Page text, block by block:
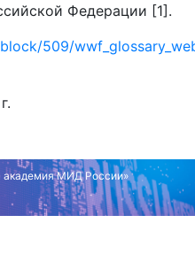
Федерации [1].
509/
академия МИД России»